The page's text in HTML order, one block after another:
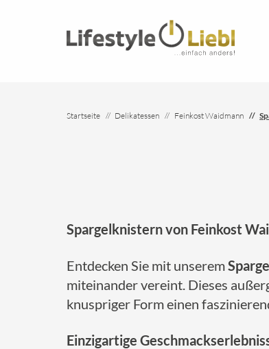
Startseite Delikatessen Feinkost Waidmann
Spargelknistern von Feinkost
Entdecken Sie mit unserem
miteinander vereint. Dieses
knuspriger Form einen
Einzigartige